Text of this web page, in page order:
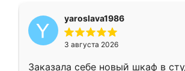
yaroslava1986
3 августа 2026
Заказала себе новый шкаф в